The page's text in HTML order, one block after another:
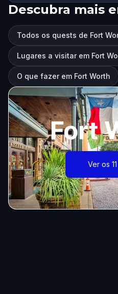
Descubra mais
Todos os quests de Fort
Lugares a visitar em Fort
O que fazer em Fort Worth
Fort
Ver os